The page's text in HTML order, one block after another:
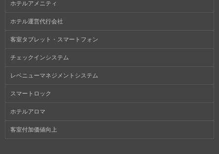
ホテルアメニティ
ホテル運営代行会社
客室タブレット・スマートフォン
チェックインシステム
レベニューマネジメントシステム
スマートロック
ホテルアロマ
客室付加価値向上